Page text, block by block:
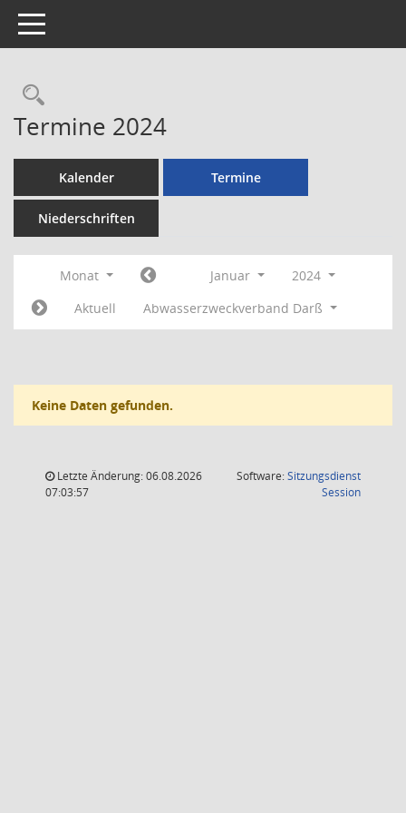
Toggle navigation
Rechercheauswahl
Termine 2024
Kalender Termine
Niederschriften
Monat Januar
2024
Aktuell
Abwasserzweckverband Darß
Keine Daten gefunden.
Letzte Änderung: 06.08.2026
07:03:57
Software:Sitzungsdienst
Session(Wird in